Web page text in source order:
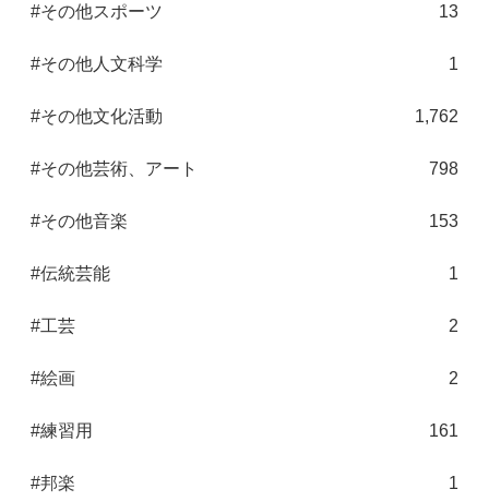
#その他スポーツ 13
#その他人文科学 1
#その他文化活動 1,762
#その他芸術、アート 798
#その他音楽 153
#伝統芸能 1
#工芸 2
#絵画 2
#練習用 161
#邦楽 1